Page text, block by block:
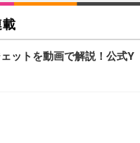
載
ットを動画で解説！公式Y